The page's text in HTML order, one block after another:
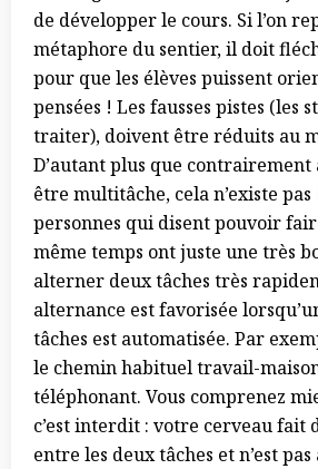
de développer le cours. Si l’on
métaphore du sentier, il doit
pour que les élèves puissent
pensées ! Les fausses pistes (les
traiter), doivent être réduits au
D’autant plus que contrairement
être multitâche, cela n’existe
personnes qui disent pouvoir
même temps ont juste une très
alterner deux tâches très
alternance est favorisée
tâches est automatisée. Par
le chemin habituel travail-
téléphonant. Vous comprenez
c’est interdit : votre cerveau fait
entre les deux tâches et n’est